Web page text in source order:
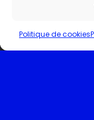
Politique de cookies